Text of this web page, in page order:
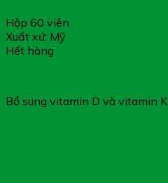
Hộp 60 viên
Xuất xứ: Mỹ
Hết hàng
Bổ sung vitamin D và vitamin K